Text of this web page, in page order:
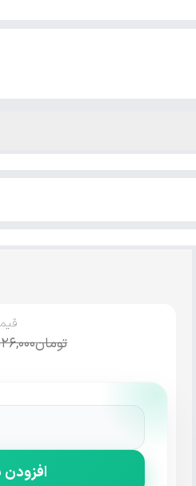
تومان